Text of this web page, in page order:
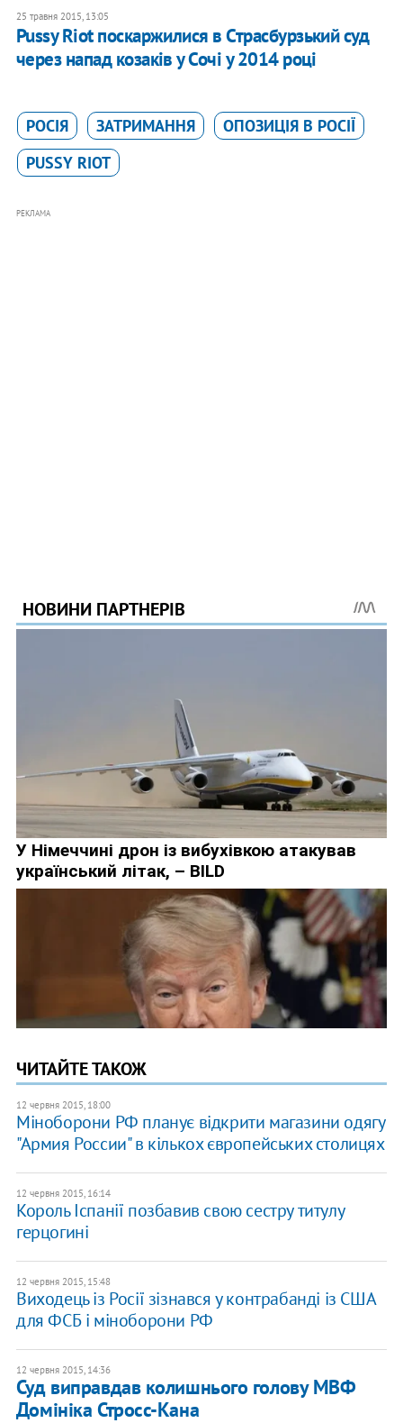
25 травня 2015, 13:05
Pussy Riot поскаржилися в Страсбурзький суд
через напад козаків у Сочі у 2014 році
РОСІЯ ЗАТРИМАННЯ
ОПОЗИЦІЯ В РОСІЇ
PUSSY RIOT
РЕКЛАМА
ЧИТАЙТЕ ТАКОЖ
12 червня 2015, 18:00
Міноборони РФ планує відкрити магазини одягу
"Армия России" в кількох європейських столицях
12 червня 2015, 16:14
Король Іспанії позбавив свою сестру титулу
герцогині
12 червня 2015, 15:48
Виходець із Росії зізнався у контрабанді із США
для ФСБ і міноборони РФ
12 червня 2015, 14:36
Суд виправдав колишнього голову МВФ
Домініка Стросс-Кана